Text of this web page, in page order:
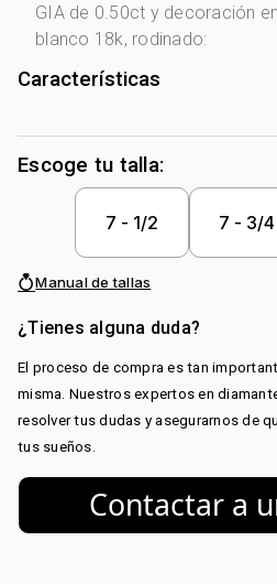
GIA de 0.50ct y decoración
blanco 18k, rodinado:
Características
Tono Metal: Blanco
Metal: Oro 18 Kilates
Peso piedra central:
Piedra central:
Diamante
Piedra decoración:
Diamante
Escoge tu talla:
7 - 1/2 7 - 3/4
Manual de tallas
¿Tienes alguna duda?
El proceso de compra es tan
misma. Nuestros expertos en
resolver tus dudas y asegurarnos de
tus sueños.
Contactar a